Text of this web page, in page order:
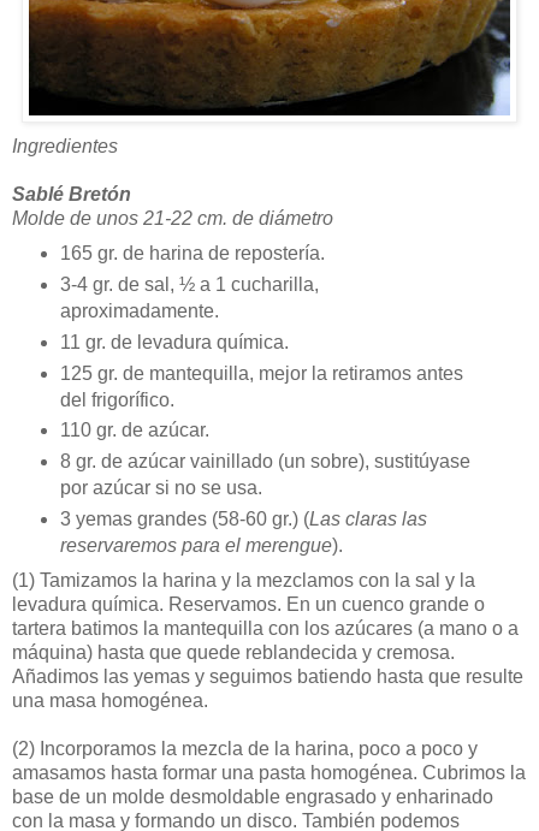
Ingredientes
Sablé Bretón
Molde de unos 21-22 cm. de diámetro
165 gr. de harina de repostería.
3-4 gr. de sal, ½ a 1 cucharilla,
aproximadamente.
11 gr. de levadura química.
125 gr. de mantequilla, mejor la retiramos antes
del frigorífico.
110 gr. de azúcar.
8 gr. de azúcar vainillado (un sobre), sustitúyase
por azúcar si no se usa.
3 yemas grandes (58-60 gr.) (Las claras las
reservaremos para el merengue).
(1) Tamizamos la harina y la mezclamos con la sal y la
levadura química. Reservamos. En un cuenco grande o
tartera batimos la mantequilla con los azúcares (a mano o a
máquina) hasta que quede reblandecida y cremosa.
Añadimos las yemas y seguimos batiendo hasta que resulte
una masa homogénea.
(2) Incorporamos la mezcla de la harina, poco a poco y
amasamos hasta formar una pasta homogénea. Cubrimos la
base de un molde desmoldable engrasado y enharinado
con la masa y formando un disco. También podemos